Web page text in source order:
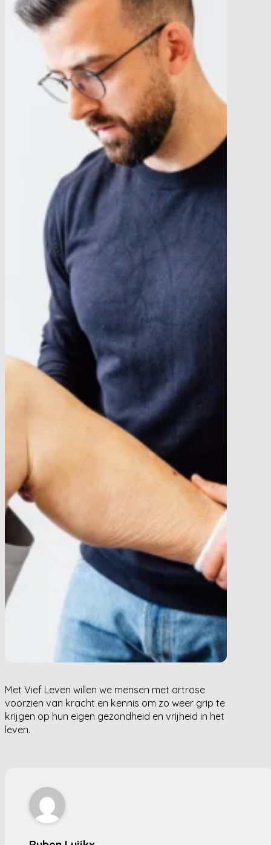
Met Vief Leven willen we mensen met artrose
voorzien van kracht en kennis om zo weer grip te
krijgen op hun eigen gezondheid en vrijheid in het
leven.